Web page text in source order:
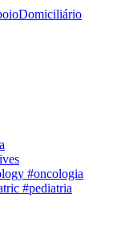
#oncologia
#pediatria